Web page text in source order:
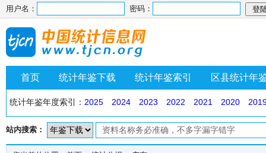
用户名： 密码：
首页 统计年鉴下载 统计年鉴索引 区县统计年
统计年鉴年度索引： 2025 2024 2023 2022 2021 2020
站内搜索：